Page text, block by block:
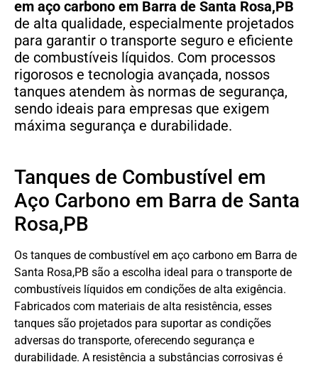
em aço carbono em Barra de Santa Rosa,PB
de alta qualidade, especialmente projetados
para garantir o transporte seguro e eficiente
de combustíveis líquidos. Com processos
rigorosos e tecnologia avançada, nossos
tanques atendem às normas de segurança,
sendo ideais para empresas que exigem
máxima segurança e durabilidade.
Tanques de Combustível em
Aço Carbono em Barra de Santa
Rosa,PB
Os tanques de combustível em aço carbono em Barra de
Santa Rosa,PB são a escolha ideal para o transporte de
combustíveis líquidos em condições de alta exigência.
Fabricados com materiais de alta resistência, esses
tanques são projetados para suportar as condições
adversas do transporte, oferecendo segurança e
durabilidade. A resistência a substâncias corrosivas é